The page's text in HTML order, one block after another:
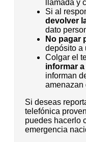
llamada y
Si al
devolver
dato
No pagar
depósito a
Colgar el
informar
informan
amenazan
Si deseas
telefónica
puedes hacerlo
emergencia